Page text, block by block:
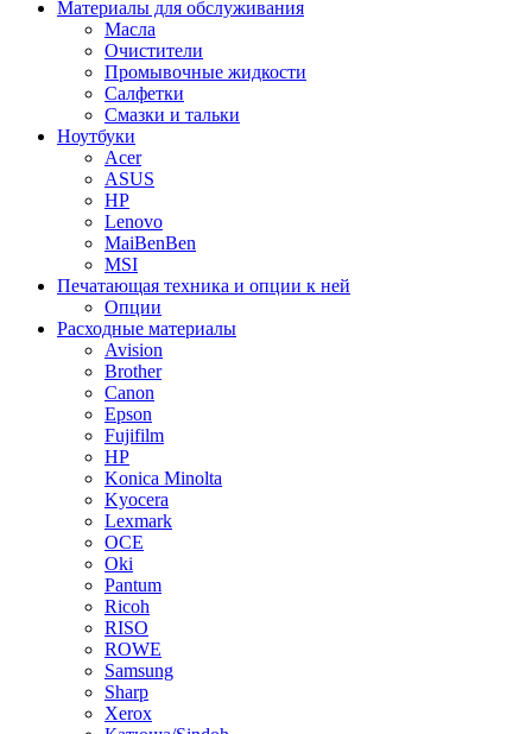
Материалы для обслуживания
Масла
Очистители
Промывочные жидкости
Салфетки
Смазки и тальки
Ноутбуки
Acer
ASUS
HP
Lenovo
MaiBenBen
MSI
Печатающая техника и опции к ней
Опции
Расходные материалы
Avision
Brother
Canon
Epson
Fujifilm
HP
Konica Minolta
Kyocera
Lexmark
OCE
Oki
Pantum
Ricoh
RISO
ROWE
Samsung
Sharp
Xerox